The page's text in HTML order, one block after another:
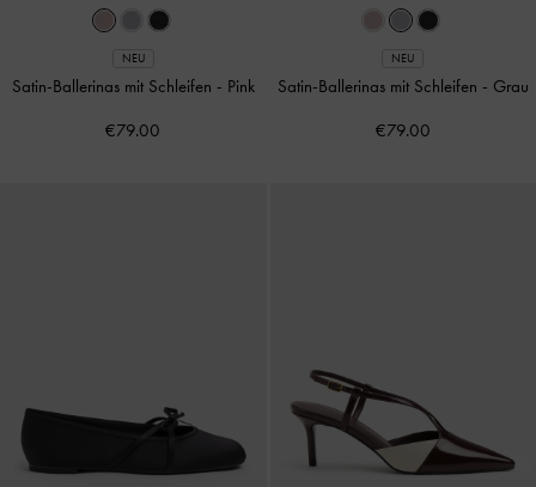
NEU
Satin-Ballerinas mit Schleifen - Pink
€79.00
NEU
Satin-Ballerinas mit Schleifen - Grau
€79.00